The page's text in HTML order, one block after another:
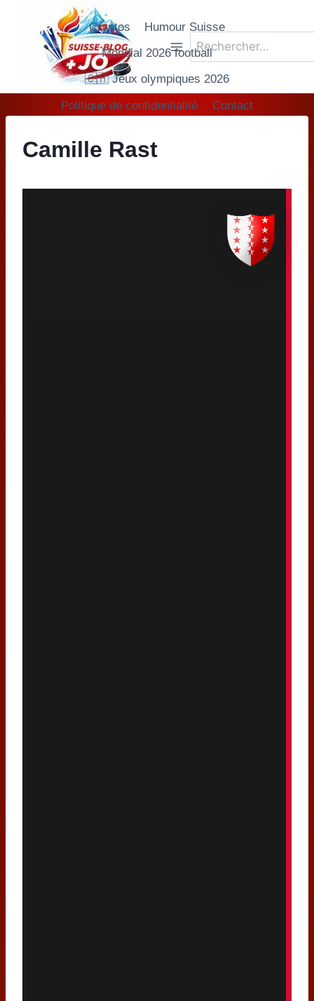
Rechercher :
Camille Rast
CR. Cryptos
Humour Suisse
Mondial 2026 football
🇨🇭 Jeux olympiques 2026
Politique de confidentialité
Contact